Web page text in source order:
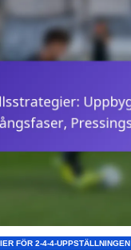
FÖR 2-4-4-UPPSTÄLLNINGEN